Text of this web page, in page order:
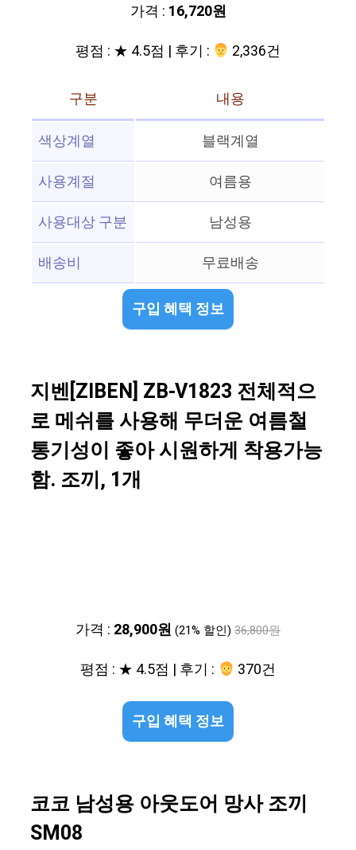
가격 : 16,720원
평점 : ★ 4.5점 | 후기 :
‍‍ 2,336건
구분
내용
색상계열
블랙계열
사용계절
여름용
사용대상 구분
남성용
배송비
무료배송
구입 혜택 정보
지벤[ZIBEN] ZB-V1823 전체적으
로 메쉬를 사용해 무더운 여름철
통기성이 좋아 시원하게 착용가능
함. 조끼, 1개
가격 : 28,900원 (21% 할인) 36,800원
평점 : ★ 4.5점 | 후기 : 370건
구입 혜택 정보
코코 남성용 아웃도어 망사 조끼
SM08